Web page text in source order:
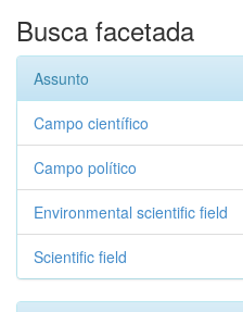
Busca facetada
Assunto
Campo científico
Campo político
Environmental scientific field
Scientific field